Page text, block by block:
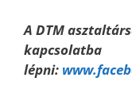
A DTM
kapcsolatba
lépni: